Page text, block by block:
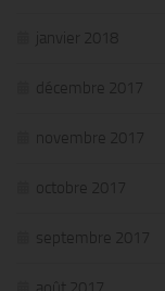
janvier 2018
décembre 2017
novembre 2017
octobre 2017
septembre 2017